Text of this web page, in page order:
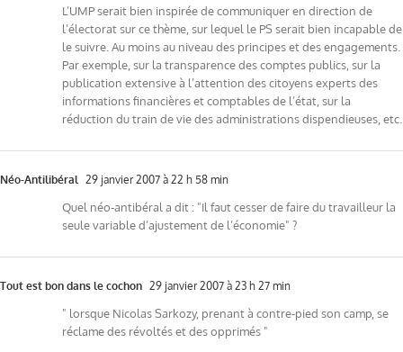
L’UMP serait bien inspirée de communiquer en direction de
l’électorat sur ce thème, sur lequel le PS serait bien incapable de
le suivre. Au moins au niveau des principes et des engagements.
Par exemple, sur la transparence des comptes publics, sur la
publication extensive à l’attention des citoyens experts des
informations financières et comptables de l’état, sur la
réduction du train de vie des administrations dispendieuses, etc.
Néo-Antilibéral 29 janvier 2007 à 22 h 58 min
Quel néo-antibéral a dit : "Il faut cesser de faire du travailleur la
seule variable d’ajustement de l’économie" ?
Tout est bon dans le cochon 29 janvier 2007 à 23 h 27 min
" lorsque Nicolas Sarkozy, prenant à contre-pied son camp, se
réclame des révoltés et des opprimés "